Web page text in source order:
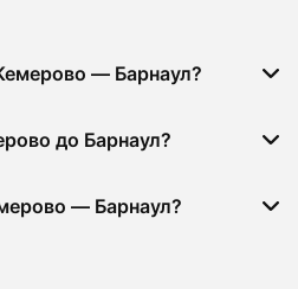
— Барнаул?
до Барнаул?
— Барнаул?